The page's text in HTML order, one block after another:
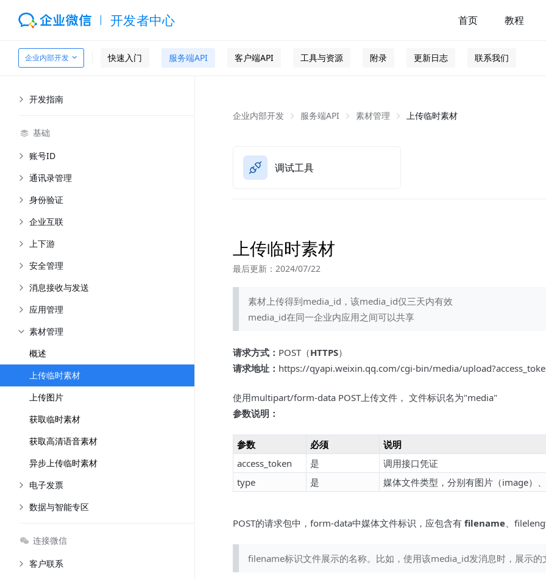
开发者中心 首页 教程
企业内部开发 快速入门 服务端API 客户端API 工具与资源 附录 更新日志 联系我们
开发指南
基础
账号ID
通讯录管理
身份验证
企业互联
上下游
安全管理
消息接收与发送
应用管理
素材管理
概述
上传临时素材
上传图片
获取临时素材
获取高清语音素材
异步上传临时素材
电子发票
数据与智能专区
连接微信
客户联系
企业内部开发 服务端API 素材管理 上传临时素材
调试工具
上传临时素材
最后更新：2024/07/22
素材上传得到media_id，该media_id仅三天内有效
media_id在同一企业内应用之间可以共享
请求方式： POST（HTTPS）
请求地址： https://qyapi.weixin.qq.com/cgi-bin/media/
使用multipart/form-data POST上传文件， 文件标识名为"media"
参数说明：
参数 必须
说明
access_token
是
调用接口凭证
type
是 媒体文件类型，分别有图片（image）
POST的请求包中，form-data中媒体文件标识，应包含有 filename、
filename标识文件展示的名称。比如，使用该media_id发消息时，展示的